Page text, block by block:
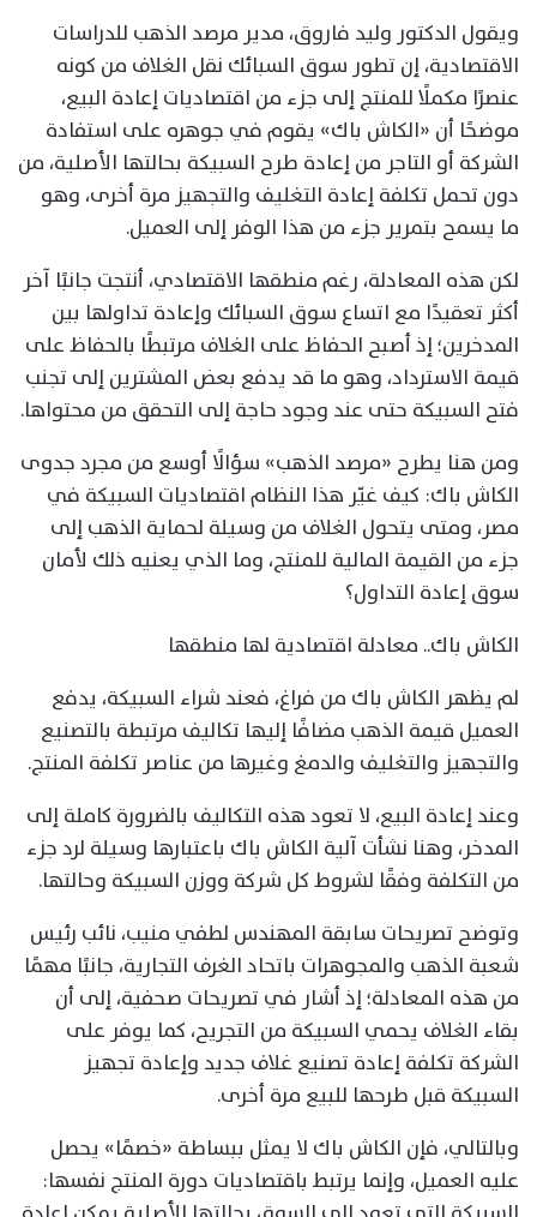
ويقول الدكتور وليد فاروق، مدير مرصد الذهب للدراسات
الاقتصادية، إن تطور سوق السبائك نقل الغلاف من كونه
عنصرًا مكملًا للمنتج إلى جزء من اقتصاديات إعادة البيع،
موضحًا أن «الكاش باك» يقوم في جوهره على استفادة
الشركة أو التاجر من إعادة طرح السبيكة بحالتها الأصلية، من
دون تحمل تكلفة إعادة التغليف والتجهيز مرة أخرى، وهو
ما يسمح بتمرير جزء من هذا الوفر إلى العميل.
لكن هذه المعادلة، رغم منطقها الاقتصادي، أنتجت جانبًا آخر
أكثر تعقيدًا مع اتساع سوق السبائك وإعادة تداولها بين
المدخرين؛ إذ أصبح الحفاظ على الغلاف مرتبطًا بالحفاظ على
قيمة الاسترداد، وهو ما قد يدفع بعض المشترين إلى تجنب
فتح السبيكة حتى عند وجود حاجة إلى التحقق من محتواها.
ومن هنا يطرح «مرصد الذهب» سؤالًا أوسع من مجرد جدوى
الكاش باك: كيف غيّر هذا النظام اقتصاديات السبيكة في
مصر، ومتى يتحول الغلاف من وسيلة لحماية الذهب إلى
جزء من القيمة المالية للمنتج، وما الذي يعنيه ذلك لأمان
سوق إعادة التداول؟
الكاش باك.. معادلة اقتصادية لها منطقها
لم يظهر الكاش باك من فراغ، فعند شراء السبيكة، يدفع
العميل قيمة الذهب مضافًا إليها تكاليف مرتبطة بالتصنيع
والتجهيز والتغليف والدمغ وغيرها من عناصر تكلفة المنتج.
وعند إعادة البيع، لا تعود هذه التكاليف بالضرورة كاملة إلى
المدخر، وهنا نشأت آلية الكاش باك باعتبارها وسيلة لرد جزء
من التكلفة وفقًا لشروط كل شركة ووزن السبيكة وحالتها.
وتوضح تصريحات سابقة المهندس لطفي منيب، نائب رئيس
شعبة الذهب والمجوهرات باتحاد الغرف التجارية، جانبًا مهمًا
من هذه المعادلة؛ إذ أشار في تصريحات صحفية، إلى أن
بقاء الغلاف يحمي السبيكة من التجريح، كما يوفر على
الشركة تكلفة إعادة تصنيع غلاف جديد وإعادة تجهيز
السبيكة قبل طرحها للبيع مرة أخرى.
وبالتالي، فإن الكاش باك لا يمثل ببساطة «خصمًا» يحصل
عليه العميل، وإنما يرتبط باقتصاديات دورة المنتج نفسها: